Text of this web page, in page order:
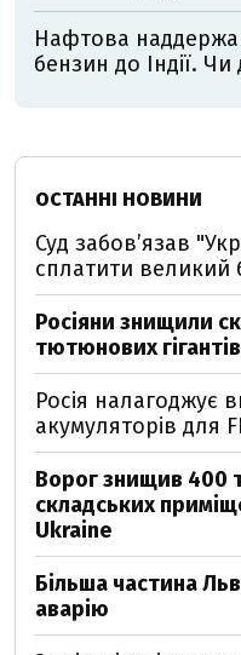
Нафтова
бензин до Індії.
ОСТАННІ НОВИНИ
Суд забов’язав
сплатити великий
Росіяни знищили
тютюнових
Росія налагоджує
акумуляторів для
Ворог знищив 400
складських
Ukraine
Більша частина
аварію